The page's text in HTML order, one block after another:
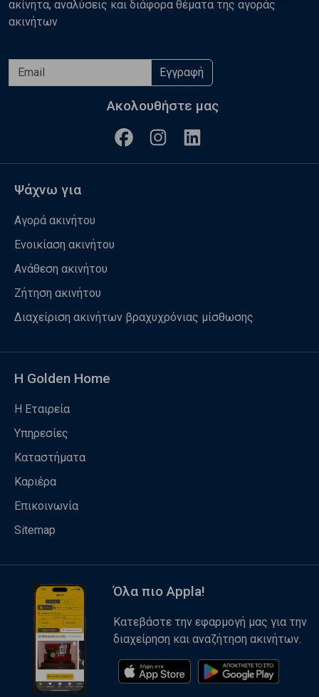
ακίνητα, αναλύσεις και διάφορα θέματα της αγοράς
ακινήτων
Εγγραφή
Ακολουθήστε μας
Ψάχνω για
Αγορά ακινήτου
Ενοικίαση ακινήτου
Ανάθεση ακινήτου
Ζήτηση ακινήτου
Διαχείριση ακινήτων βραχυχρόνιας μίσθωσης
Η Golden Home
Η Εταιρεία
Υπηρεσίες
Καταστήματα
Καριέρα
Επικοινωνία
Sitemap
Όλα πιο Appla!
Κατεβάστε την εφαρμογή μας για την
διαχείρηση και αναζήτηση ακινήτων.